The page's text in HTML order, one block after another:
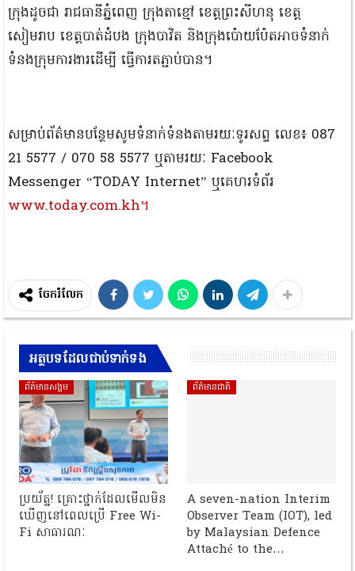
ក្រុងដូចជា រាជធានីភ្នំពេញ ក្រុងតាខ្មៅ ខេត្តព្រះសីហនុ ខេត្ត
សៀមរាប ខេត្តបាត់ដំបង ក្រុងបាវិត និងក្រុងប៉ោយប៉ែតអាចទំនាក់
ទំនងក្រុមការងារដើម្បី ធ្វើការតភ្ជាប់បាន។
សម្រាប់ព័ត៌មានបន្ថែមសូមទំនាក់ទំនងតាមរយៈទូរសព្ទ លេខ៖ 087
21 5577 / 070 58 5577 ឬតាមរយៈ Facebook
Messenger “TODAY Internet” ឬគេហរទំព័រ
www.today.com.kh។
ចែករំលែក
អត្ថបទដែលជាប់ទាក់ទង
ព័ត៍មានសង្គម
ប្រយ័ត្ន! គ្រោះថ្នាក់ដែលមើលមិន
ឃើញនៅពេលប្រើ Free Wi-
Fi សាធារណៈ
ព័ត៌មានជាតិ
A seven-nation Interim
Observer Team (IOT), led
by Malaysian Defence
Attaché to the…